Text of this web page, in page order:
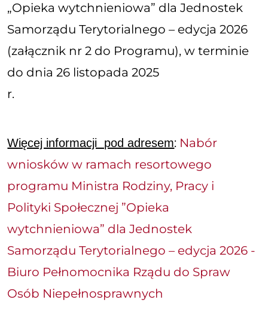
„Opieka wytchnieniowa” dla Jednostek
Samorządu Terytorialnego – edycja 2026
(załącznik nr 2 do Programu), w terminie
do dnia 26 listopada 2025
r.
Więcej informacji pod adresem: Nabór
wniosków w ramach resortowego
programu Ministra Rodziny, Pracy i
Polityki Społecznej ”Opieka
wytchnieniowa” dla Jednostek
Samorządu Terytorialnego – edycja 2026 -
Biuro Pełnomocnika Rządu do Spraw
Osób Niepełnosprawnych